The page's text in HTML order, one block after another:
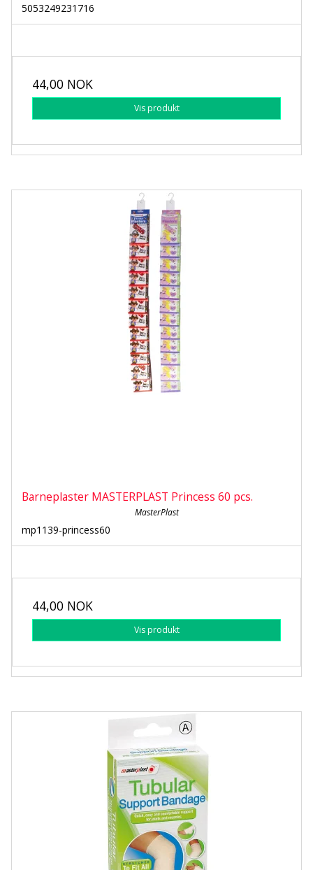
5053249231716
44,00 NOK
Vis produkt
Barneplaster MASTERPLAST Princess 60 pcs.
MasterPlast
mp1139-princess60
44,00 NOK
Vis produkt